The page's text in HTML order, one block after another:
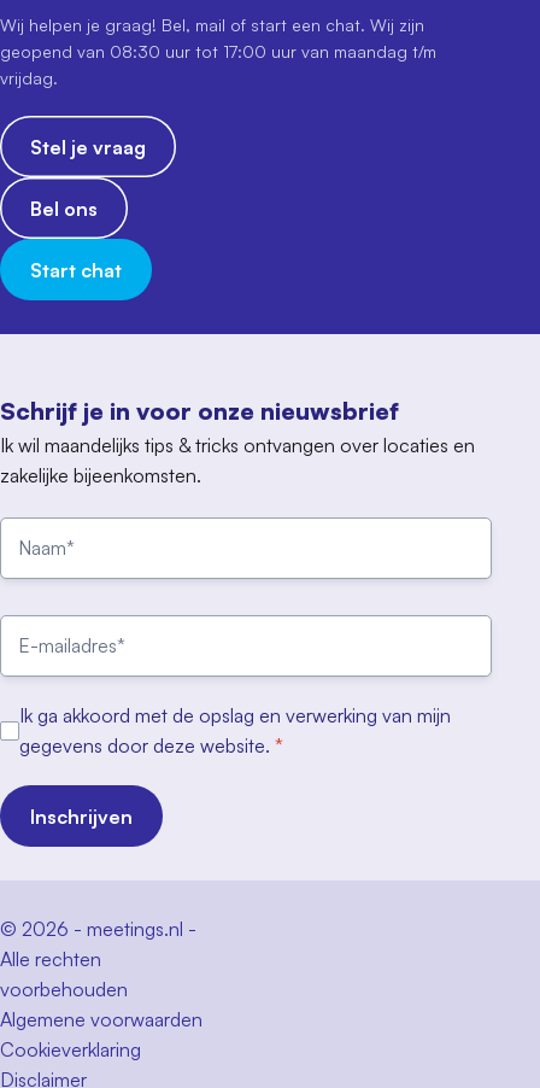
Schrijf je in voor onze nieuwsbrief
Ik wil maandelijks tips & tricks ontvangen over locaties en
zakelijke bijeenkomsten.
Ik ga akkoord met de opslag en verwerking van mijn
gegevens door deze website. *
Inschrijven
Wij helpen je graag! Bel, mail of start een chat. Wij zijn
geopend van 08:30 uur tot 17:00 uur van maandag t/m
vrijdag.
Stel je vraag
Bel ons
Start chat
© 2026 - meetings.nl -
Alle rechten
voorbehouden
Algemene voorwaarden
Cookieverklaring
Disclaimer